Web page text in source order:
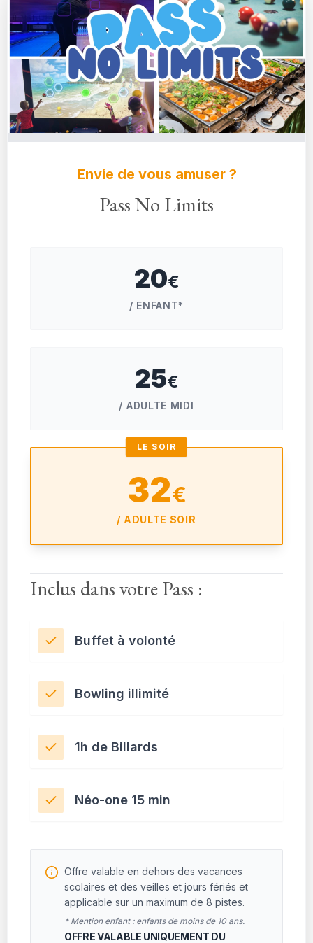
Envie de vous amuser ?
Pass No Limits
20€
/ ENFANT*
25€
/ ADULTE MIDI
LE SOIR
32€
/ ADULTE SOIR
Inclus dans votre Pass :
Buffet à volonté
Bowling illimité
1h de Billards
Néo-one 15 min
Offre valable en dehors des vacances
scolaires et des veilles et jours fériés et
applicable sur un maximum de 8 pistes.
* Mention enfant : enfants de moins de 10 ans.
OFFRE VALABLE UNIQUEMENT DU